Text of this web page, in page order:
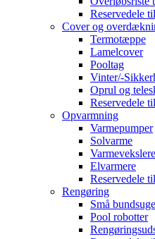
Reservedele
Cover og
Termotæppe
Lamelcover
Pooltag
Vinter/-
Oprul og
Reservedele
Opvarmning
Varmepumper
Solvarme
Varmevekslere
Elvarmere
Reservedele
Rengøring
Små
Pool robotter